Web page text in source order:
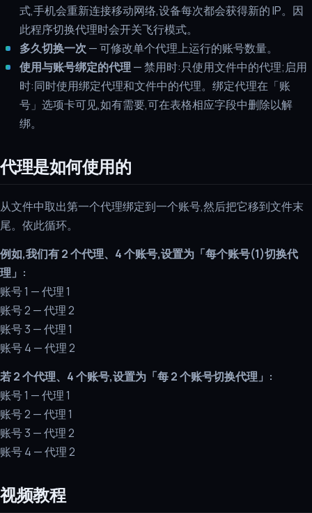
式,手机会重新连接移动网络,设备每次都会获得新的 IP。因
此程序切换代理时会开关飞行模式。
多久切换一次 — 可修改单个代理上运行的账号数量。
使用与账号绑定的代理 — 禁用时:只使用文件中的代理;启用
时:同时使用绑定代理和文件中的代理。绑定代理在「账
号」选项卡可见,如有需要,可在表格相应字段中删除以解
绑。
代理是如何使用的
从文件中取出第一个代理绑定到一个账号,然后把它移到文件末
尾。依此循环。
例如,我们有 2 个代理、4 个账号,设置为「每个账号(1)切换代
理」:
账号 1 — 代理 1
账号 2 — 代理 2
账号 3 — 代理 1
账号 4 — 代理 2
若 2 个代理、4 个账号,设置为「每 2 个账号切换代理」:
账号 1 — 代理 1
账号 2 — 代理 1
账号 3 — 代理 2
账号 4 — 代理 2
视频教程